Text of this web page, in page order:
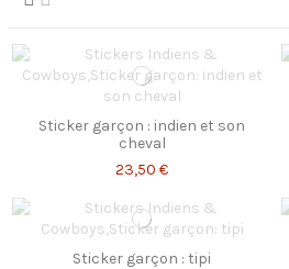
Sticker garçon : indien et son
cheval
23,50 €
Sticker garçon : tipi